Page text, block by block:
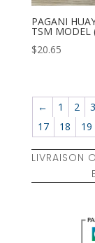
PAGANI
TSM MODEL
$20.65
← 1 2 3
17
18 19
LIVRAISON